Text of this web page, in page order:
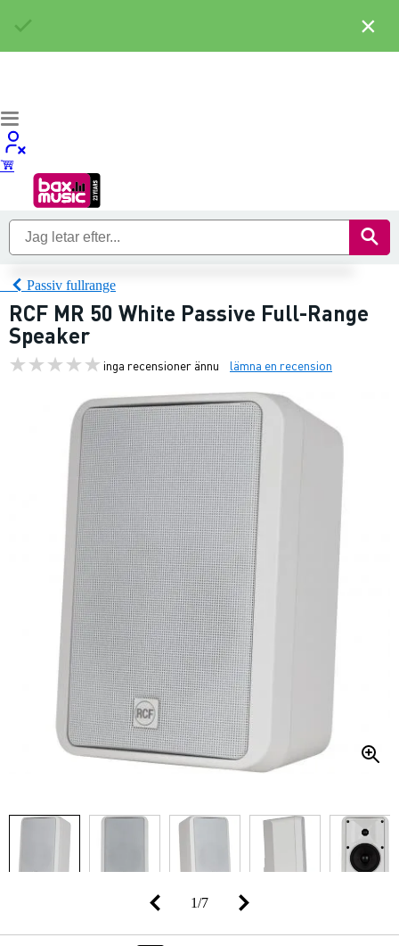
Passiv fullrange
RCF MR 50 White Passive Full-Range
Speaker
inga recensioner ännu lämna en recension
1/7
×